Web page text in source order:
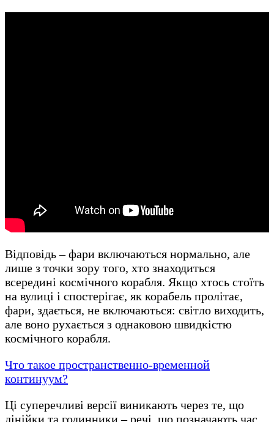
Відповідь – фари включаються нормально, але
лише з точки зору того, хто знаходиться
всередині космічного корабля. Якщо хтось стоїть
на вулиці і спостерігає, як корабель пролітає,
фари, здається, не включаються: світло виходить,
але воно рухається з однаковою швидкістю
космічного корабля.
Что такое пространственно-временной
континуум?
Ці суперечливі версії виникають через те, що
лінійки та годинники – речі, що позначають час